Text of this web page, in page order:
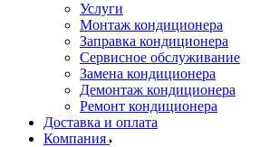
Услуги
Монтаж кондиционера
Заправка кондиционера
Сервисное обслуживание
Замена кондиционера
Демонтаж кондиционера
Ремонт кондиционера
Доставка и оплата
Компания